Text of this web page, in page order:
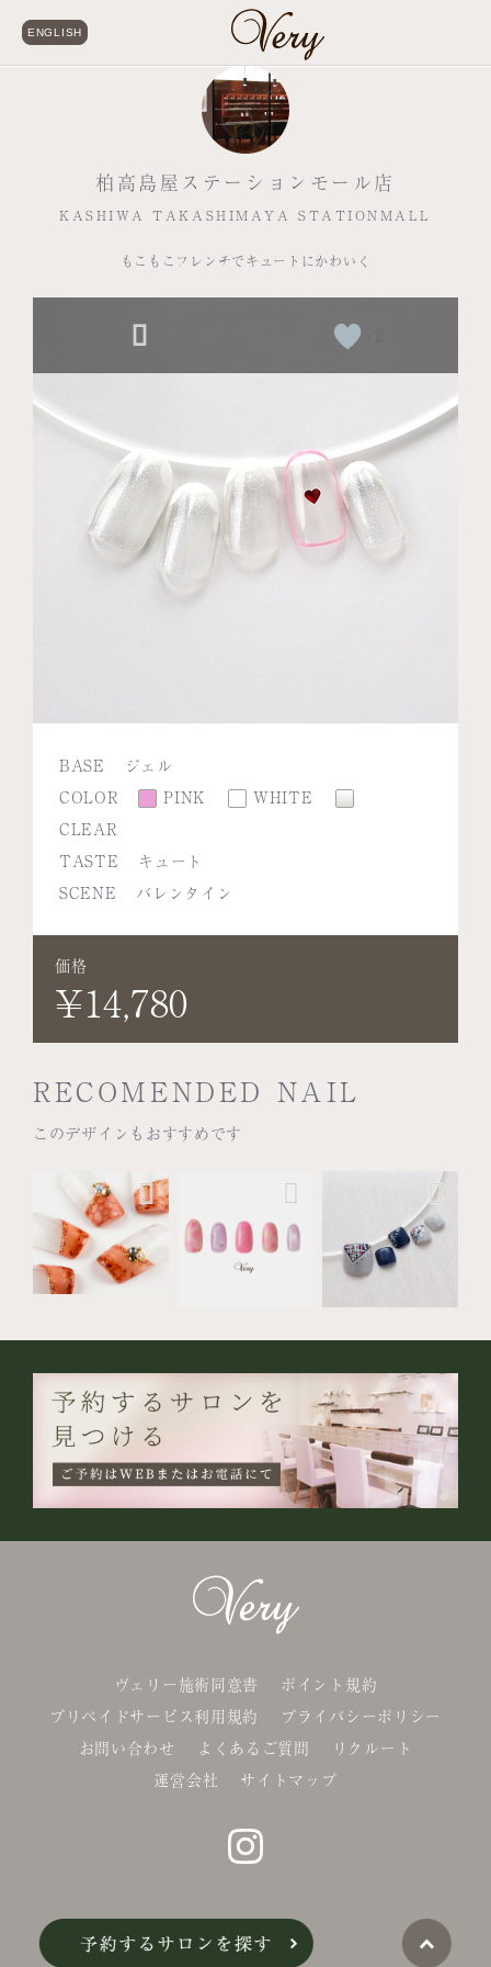
ENGLISH
柏高島屋ステーションモール店
KASHIWA TAKASHIMAYA STATIONMALL
もこもこフレンチでキュートにかわいく
BASE
ジェル
COLOR
PINK
WHITE
CLEAR
TASTE
キュート
SCENE
バレンタイン
価格
¥14,780
RECOMENDED NAIL
このデザインもおすすめです
ヴェリー施術同意書
ポイント規約
プリペイドサービス利用規約
プライバシーポリシー
お問い合わせ
よくあるご質問
リクルート
運営会社
サイトマップ
©Belle-x. co.,Ltd.